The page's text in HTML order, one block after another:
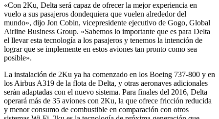
«Con 2Ku, Delta será capaz de ofrecer la mejor experiencia en
vuelo a sus pasajeros dondequiera que vuelen alrededor del
mundo», dijo Jon Cobin, vicepresidente ejecutivo de Gogo, Global
Airline Business Group. «Sabemos lo importante que es para Delta
el llevar esta tecnología a los pasajeros y tenemos la intención de
lograr que se implemente en estos aviones tan pronto como sea
posible».
La instalación de 2Ku ya ha comenzado en los Boeing 737-800 y en
los Airbus A319 de la flota de Delta, y otras aeronaves adicionales
serán adaptadas con el nuevo sistema. Para finales del 2016, Delta
operará más de 35 aviones con 2Ku, la que ofrece fricción reducida
y menor consumo de combustible en comparación con otros